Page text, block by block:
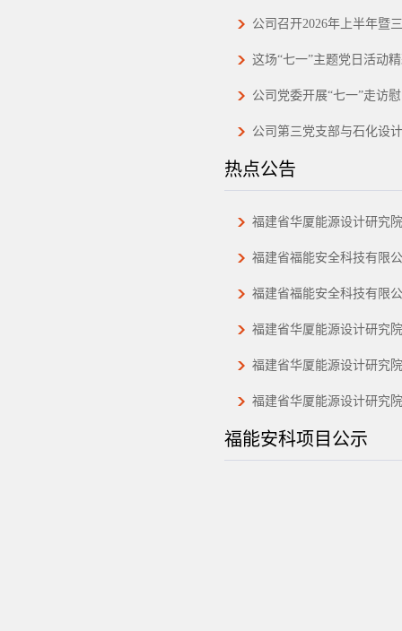
公司召开2026年上半年暨
这场“七一”主题党日活动
公司党委开展“七一”走访
公司第三党支部与石化设
热点公告
福建省华厦能源设计研究
福建省福能安全科技有限
福建省福能安全科技有限
福建省华厦能源设计研究
福建省华厦能源设计研究
福建省华厦能源设计研究
福能安科项目公示